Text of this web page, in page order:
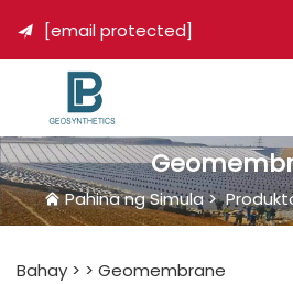
 [email protected]
Pahina ng Simula>
Bahay > > Geomembrane